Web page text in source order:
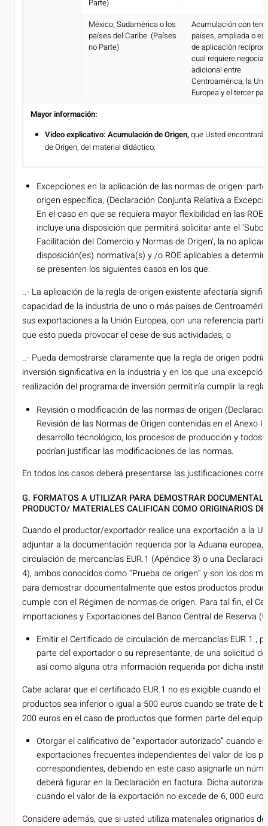
Parte)
México, Sudamérica o los
países del Caribe. (Países
no Parte)
Acumulación con
países, ampliada o
de aplicación
cual requiere
adicional entre
Centroamérica, la
Europea y el tercer
Mayor información:
Video explicativo: Acumulación de Origen,que Usted encontrará
de Origen, del material didáctico.
Excepciones en la aplicación de las normas de origen:
origen específica, (Declaración Conjunta Relativa a
En el caso en que se requiera mayor flexibilidad en las ROE
incluye una disposición que permitirá solicitar ante el
Facilitación del Comercio y Normas de Origen’, la no
disposición(es) normativa(s) y /o ROE aplicables a
se presenten los siguientes casos en los que:
..- La aplicación de la regla de origen existente afectaría
capacidad de la industria de uno o más países de
sus exportaciones a la Unión Europea, con una referencia
que esto pueda provocar el cese de sus actividades, o
..- Pueda demostrarse claramente que la regla de origen
inversión significativa en la industria y en los que una
realización del programa de inversión permitiría cumplir la
Revisión o modificación de las normas de origen
Revisión de las Normas de Origen contenidas en el Anexo
desarrollo tecnológico, los procesos de producción y todos
podrían justificar las modificaciones de las normas.
En todos los casos deberá presentarse las justificaciones
G. FORMATOS A UTILIZAR PARA DEMOSTRAR
PRODUCTO/ MATERIALES CALIFICAN COMO ORIGINARIOS
Cuando el productor/exportador realice una exportación a la
adjuntar a la documentación requerida por la Aduana europea,
circulación de mercancías EUR.1 (Apéndice 3) o una
4), ambos conocidos como “Prueba de origen” y son los dos
para demostrar documentalmente que estos productos
cumple con el Régimen de normas de origen. Para tal fin, el
importaciones y Exportaciones del Banco Central de Reserva
Emitir el Certificado de circulación de mercancías EUR.1.,
parte del exportador o su representante, de una solicitud
así como alguna otra información requerida por dicha
Cabe aclarar que el certificado EUR.1 no es exigible cuando el
productos sea inferior o igual a 500 euros cuando se trate de
200 euros en el caso de productos que formen parte del
Otorgar el calificativo de “exportador autorizado” cuando
exportaciones frecuentes independientes del valor de los
correspondientes, debiendo en este caso asignarle un
deberá figurar en la Declaración en factura. Dicha
cuando el valor de la exportación no excede de 6, 000
Considere además, que si usted utiliza materiales originarios